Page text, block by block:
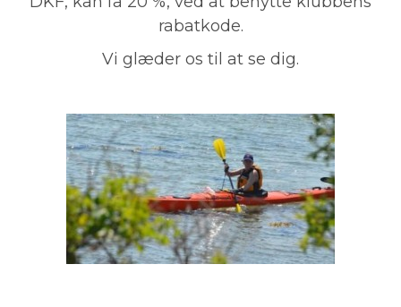
rabatkode.
Vi glæder os til at se dig.